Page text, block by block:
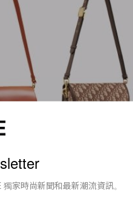
家時尚新聞和最新潮流資訊。